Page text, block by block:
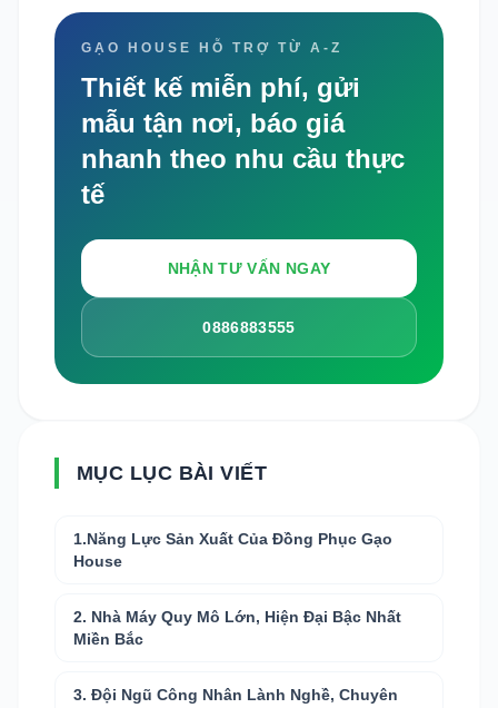
GẠO HOUSE HỖ TRỢ TỪ A-Z
Thiết kế miễn phí, gửi
mẫu tận nơi, báo giá
nhanh theo nhu cầu thực
tế
NHẬN TƯ VẤN NGAY
0886883555
MỤC LỤC BÀI VIẾT
1.Năng Lực Sản Xuất Của Đồng Phục Gạo
House
2. Nhà Máy Quy Mô Lớn, Hiện Đại Bậc Nhất
Miền Bắc
3. Đội Ngũ Công Nhân Lành Nghề, Chuyên